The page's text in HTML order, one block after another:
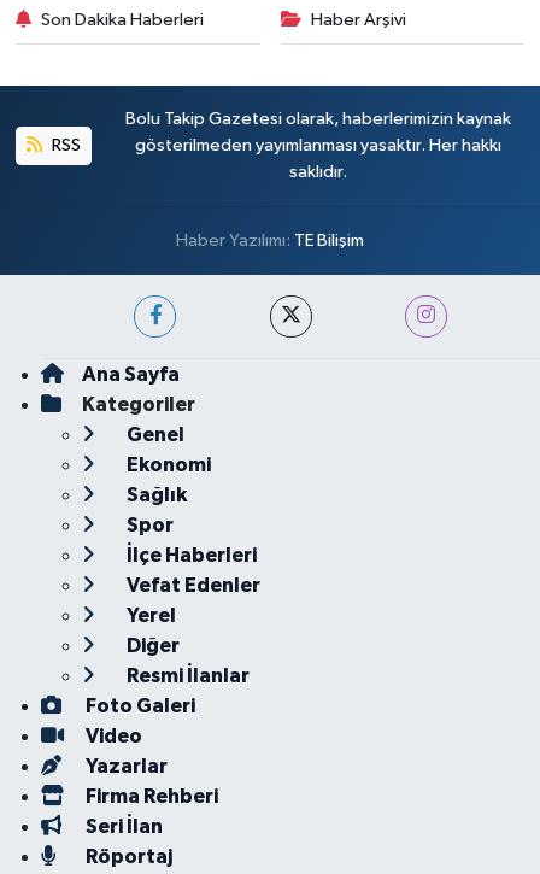
Son Dakika Haberleri Haber Arşivi
RSS
Bolu Takip Gazetesi olarak, haberlerimizin kaynak
gösterilmeden yayımlanması yasaktır. Her hakkı
saklıdır.
Haber Yazılımı: TE Bilişim
Ana Sayfa
Kategoriler
Genel
Ekonomi
Sağlık
Spor
İlçe Haberleri
Vefat Edenler
Yerel
Diğer
Resmi İlanlar
Foto Galeri
Video
Yazarlar
Firma Rehberi
Seri İlan
Röportaj